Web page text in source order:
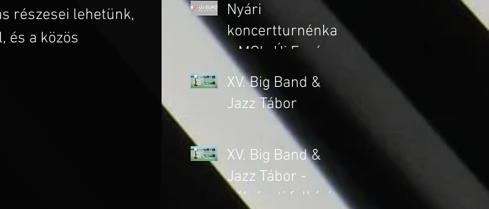
részesei lehetünk,
és a közös
Nyári
koncertturnénkat
a MOL-Új Európa
Alapítvány
támogatja
XV. Big Band &
Jazz Tábor
XV. Big Band &
Jazz Tábor -
pályázati felhívás